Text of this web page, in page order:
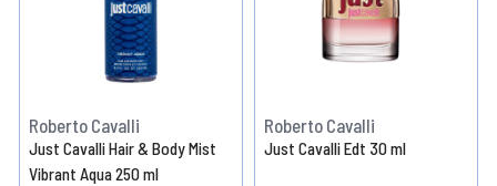
Roberto Cavalli
Just Cavalli Hair & Body Mist
Vibrant Aqua 250 ml
Roberto Cavalli
Just Cavalli Edt 30 ml